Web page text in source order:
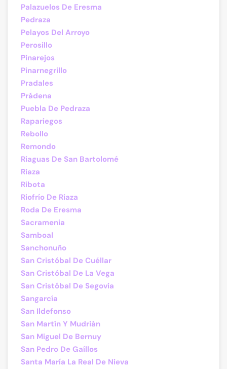
Palazuelos De Eresma
Pedraza
Pelayos Del Arroyo
Perosillo
Pinarejos
Pinarnegrillo
Pradales
Prádena
Puebla De Pedraza
Rapariegos
Rebollo
Remondo
Riaguas De San Bartolomé
Riaza
Ribota
Riofrío De Riaza
Roda De Eresma
Sacramenia
Samboal
Sanchonuño
San Cristóbal De Cuéllar
San Cristóbal De La Vega
San Cristóbal De Segovia
Sangarcía
San Ildefonso
San Martín Y Mudrián
San Miguel De Bernuy
San Pedro De Gaíllos
Santa María La Real De Nieva